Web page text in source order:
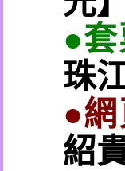
●
珠
●
紹